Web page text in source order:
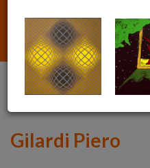
Gilardi Piero